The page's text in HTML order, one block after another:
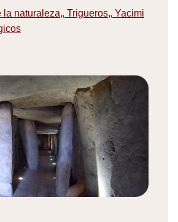
la naturaleza, Trigueros, Yacimi